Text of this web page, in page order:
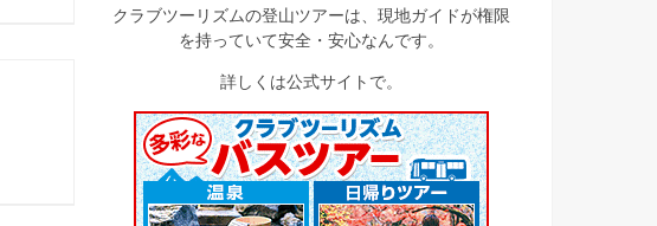
クラブツーリズムの登山ツアーは、現地ガイドが権限
を持っていて安全・安心なんです。
詳しくは公式サイトで。